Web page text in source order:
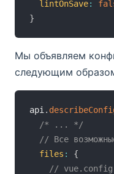
lintOnSave:
}
Мы объявляем
следующим
api .
/* ... */
// Все
files :
{
//